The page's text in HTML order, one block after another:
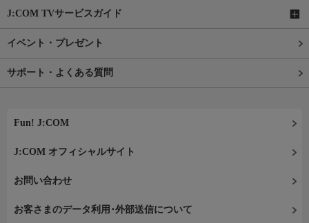
J:COM TVサービスガイド
イベント・プレゼント
サポート・よくある質問
Fun! J:COM
J:COM オフィシャルサイト
お問い合わせ
お客さまのデータ利用･外部送信について